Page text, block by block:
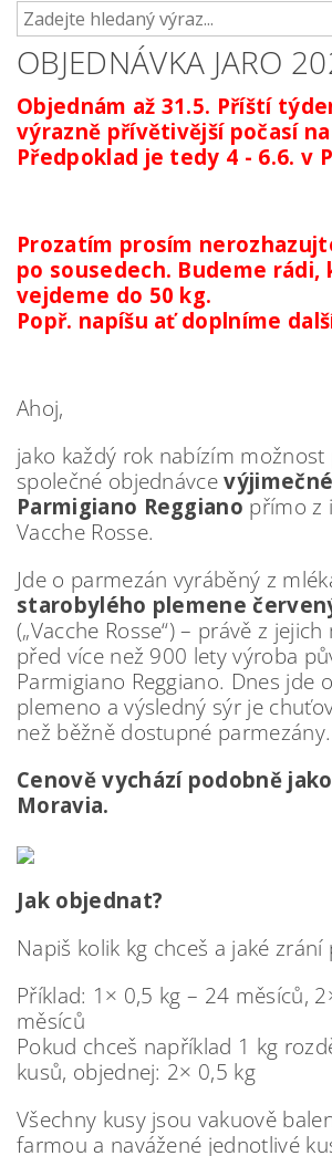
OBJEDNÁVKA JARO
Objednám až 31.5. Příští
výrazně přívětivější počasí
Předpoklad je tedy 4 - 6.6. v
Prozatím prosím
po sousedech. Budeme rádi,
vejdeme do 50 kg.
Popř. napíšu ať doplníme
Ahoj,
jako každý rok nabízím možnost
společné objednávce
Parmigiano Reggiano přímo z
Vacche Rosse.
Jde o parmezán vyráběný z
starobylého plemene
(„Vacche Rosse“) – právě z
před více než 900 lety výroba
Parmigiano Reggiano. Dnes jde
plemeno a výsledný sýr je
než běžně dostupné parmezány.
Cenově vychází podobně
Moravia.
Jak objednat?
Napiš kolik kg chceš a jaké zrání
Příklad: 1× 0,5 kg – 24 měsíců,
měsíců
Pokud chceš například 1 kg
kusů, objednej: 2× 0,5 kg
Všechny kusy jsou vakuově
farmou a navážené jednotlivé